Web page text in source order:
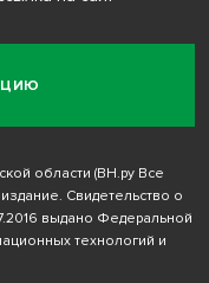
области (ВН.ру Все
Свидетельство о
выдано Федеральной
технологий и